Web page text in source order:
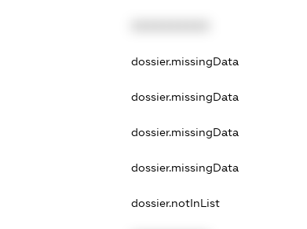
dossier.missingData
dossier.missingData
dossier.missingData
dossier.missingData
dossier.notInList